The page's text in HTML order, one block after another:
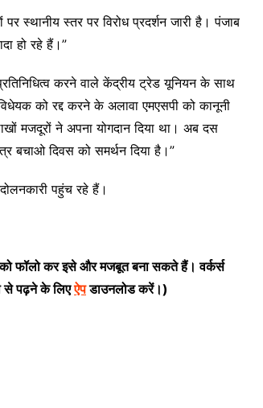
स्थानीय स्तर पर विरोध प्रदर्शन जारी है। पंजाब
हो रहे हैं।”
करने वाले केंद्रीय ट्रेड यूनियन के साथ
को रद्द करने के अलावा एमएसपी को कानूनी
मजदूरों ने अपना योगदान दिया था। अब दस
बचाओ दिवस को समर्थन दिया है।”
पहुंच रहे हैं।
को फॉलो कर इसे और मजबूत बना सकते हैं। वर्कर्स
से पढ़ने के लिएऐपडाउनलोड करें।)